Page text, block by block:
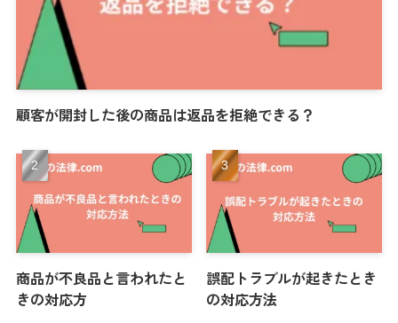
顧客が開封した後の商品は返品を拒絶できる？
商品が不良品と言われたと
きの対応方
誤配トラブルが起きたとき
の対応方法